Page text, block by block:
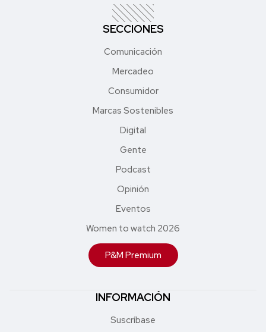
SECCIONES
Comunicación
Mercadeo
Consumidor
Marcas Sostenibles
Digital
Gente
Podcast
Opinión
Eventos
Women to watch 2026
P&M Premium
INFORMACIÓN
Suscríbase